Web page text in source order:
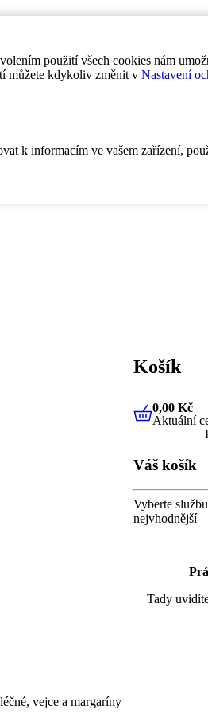
použití všech cookies nám
můžete kdykoliv změnit v Nastavení
k informacím ve vašem zařízení,
vejce a margaríny
Košík
0,00 Kč
0,00 Kč
Aktuální
Váš košík
Vyberte
nejvhodnější
Tady